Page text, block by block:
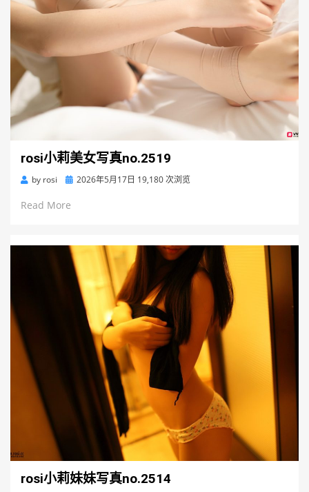
rosi小莉美女写真no.2519
by rosi
Posted2026年5月17日 19,180 次浏览
Read More
rosi小莉妹妹写真no.2514